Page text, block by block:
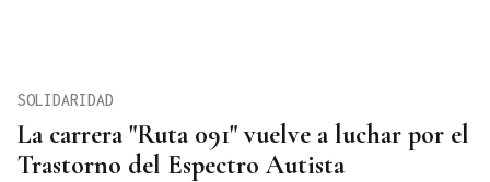
La carrera "Ruta 091" vuelve a luchar por el
Trastorno del Espectro Autista
SOLIDARIDAD